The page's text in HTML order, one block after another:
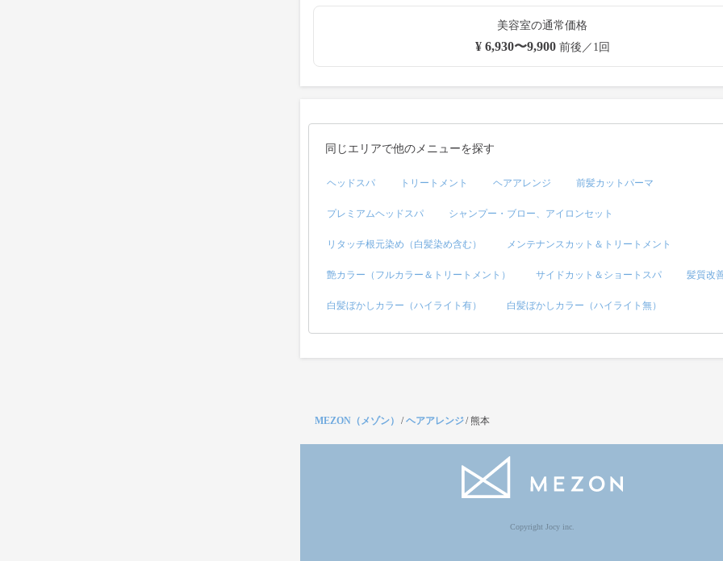
美容室の通常価格
¥ 6,930〜9,900前後／1回
同じエリアで他のメニューを探す
ヘッドスパ トリートメント ヘアアレンジ 前髪カットパーマ
プレミアムヘッドスパ シャンプー・ブロー、アイロンセット
リタッチ根元染め（白髪染め含む） メンテナンスカット＆トリートメント
艶カラー（フルカラー＆トリートメント） サイドカット＆ショートスパ 髪質改
白髪ぼかしカラー（ハイライト有） 白髪ぼかしカラー（ハイライト無）
MEZON（メゾン） /ヘアアレンジ/熊本
Copyright Jocy inc.